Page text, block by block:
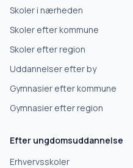
Skoler i nærheden
Skoler efter kommune
Skoler efter region
Uddannelser efter by
Gymnasier efter kommune
Gymnasier efter region
Efter ungdomsuddannelse
Erhvervsskoler